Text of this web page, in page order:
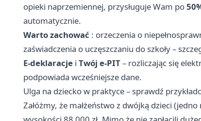
opieki naprzemiennej, przysługuje Wam po
automatycznie.
Warto zachować : orzeczenia o
zaświadczenia o uczęszczaniu do szkoły –
E-deklaracje i Twój e-PIT– rozliczając się
podpowiada wcześniejsze dane.
Ulga na dziecko w praktyce – sprawdź
Załóżmy, że małżeństwo z dwójką dzieci